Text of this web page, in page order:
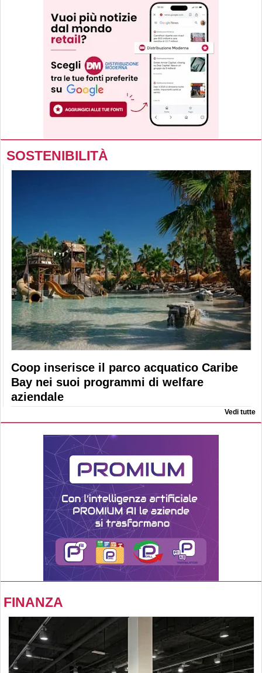
SOSTENIBILITÀ
Coop inserisce il parco acquatico Caribe
Bay nei suoi programmi di welfare
aziendale
Vedi tutte
FINANZA